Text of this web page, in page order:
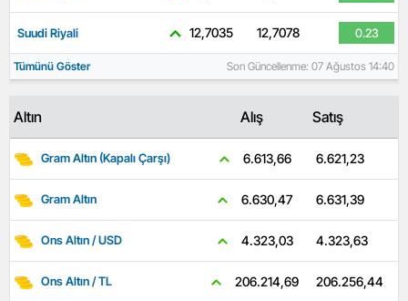
Suudi Riyali 12,7035 12,7078 0.23
Tümünü Göster Son Güncellenme: 07 Ağustos 14:40
Altın Alış Satış
Gram Altın (Kapalı Çarşı) 6.613,66 6.621,23
Gram Altın 6.630,47 6.631,39
Ons Altın / USD 4.323,03 4.323,63
Ons Altın / TL 206.214,69 206.256,44